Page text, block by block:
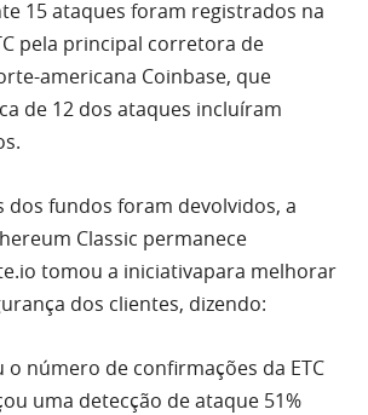
15 ataques foram registrados na
pela principal corretora de
americana Coinbase, que
de 12 dos ataques incluíram
dos fundos foram devolvidos, a
Classic permanece
tomou a iniciativapara melhorar
dos clientes, dizendo:
o número de confirmações da ETC
uma detecção de ataque 51%